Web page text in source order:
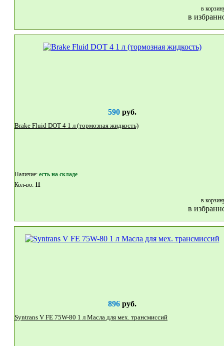
в
в
590руб.
Brake Fluid DOT 4 1 л (тормозная жидкость)
Наличие: eсть на складе
Кол-во: 11
в
в
896руб.
Syntrans V FE 75W-80 1 л Масла для мех. трансмиссий